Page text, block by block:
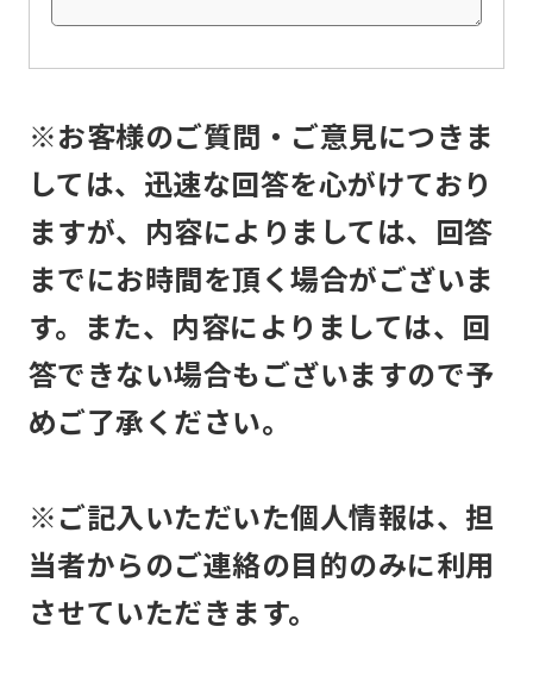
※お客様のご質問・ご意見につきま
しては、迅速な回答を心がけており
ますが、内容によりましては、回答
までにお時間を頂く場合がございま
す。また、内容によりましては、回
答できない場合もございますので予
めご了承ください。
※ご記入いただいた個人情報は、担
当者からのご連絡の目的のみに利用
させていただきます。
the
service.
Automatic